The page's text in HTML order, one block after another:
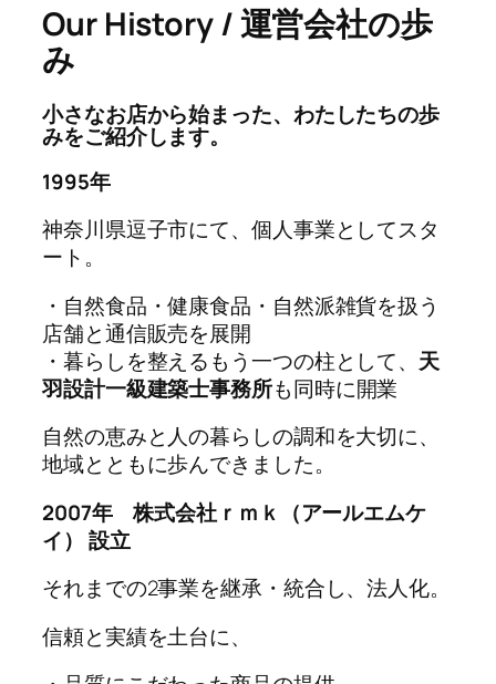
Our History / 運営会社の歩
み
小さなお店から始まった、わたしたちの歩
みをご紹介します。
1995年
神奈川県逗子市にて、個人事業としてスタ
ート。
・自然食品・健康食品・自然派雑貨を扱う
店舗と通信販売を展開
・暮らしを整えるもう一つの柱として、 天
羽設計一級建築士事務所も同時に開業
自然の恵みと人の暮らしの調和を大切に、
地域とともに歩んできました。
2007年 株式会社ｒｍｋ（アールエムケ
イ） 設立
それまでの2事業を継承・統合し、法人化。
信頼と実績を土台に、